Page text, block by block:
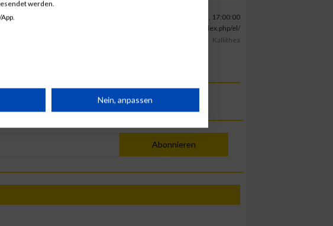
26.02.2025, 17:00:00
Foto: http://kallithearun.gr/index.php/el/
Kallithea
Abonnieren
werden.
Nein, anpassen